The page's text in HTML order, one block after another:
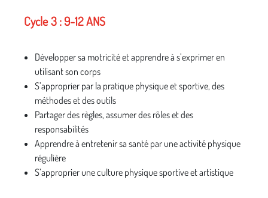
Cycle3 : 9-12 ANS
Développer sa motricité et apprendre à s’exprimer en
utilisant son corps
S’approprier par la pratique physique et sportive, des
méthodes et des outils
Partager des règles, assumer des rôles et des
responsabilités
Apprendre à entretenir sa santé par une activité physique
régulière
S’approprier une culture physique sportive et artistique